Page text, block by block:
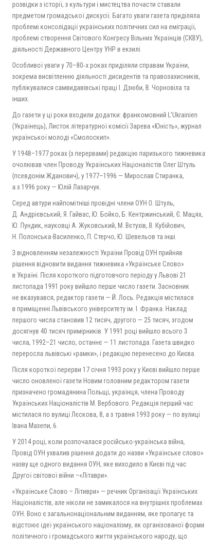
розвідки з історії, з культури і мистецтва почасти ставали
предметом громадської дискусії. Багато уваги газета приділяла
проблемі консолідації українських політичних сил на еміграції,
проблемі створення Світового Конгресу Вільних Українців (СКВУ),
діяльності Державного Центру УНР в екзилі.
Особливої уваги у 70–80‑х роках приділяли справам України,
зокрема висвітленню діяльності дисидентів та правозахисників,
публікувалися самвидавівські праці І. Дзюби, В. Чорновіла та
інших.
До газети у ці роки входили додатки: франкомовний L’Ukrainien
(Українець), Листок літературної комісії Зарева «Юність», журнал
української молоді «Смолоскип».
У 1948–1977 роках (з перервами) редакцію паризького тижневика
очолював член Проводу Українських Націоналістів Олег Штуль
(псевдонім Жданович), у 1977–1996 — Мирослав Стиранка,
а з 1996 року — Юлій Лазарчук.
Серед автури найпомітніші провідні члени ОУН О. Штуль,
Д. Андрієвський, Я. Гайвас, Ю. Бойко, Б. Кентржинський, Є. Мацях,
Ю. Пундик, науковці А. Жуковський, М. Вєтухів, В. Кубійович,
Н. Полонська-Василенко, П. Стерчо, Ю. Шевельов та інші.
З відновленням незалежності України Провід ОУН прийняв
рішення відновити видання тижневика «Українське Слово»
в Україні. Після короткого підготовчого періоду у Львові 21
листопада 1991 року вийшло перше число газети. Засновник
не вказувався, редактор газети — Й. Лось. Редакція містилася
в приміщенні Львівського університету ім. І. Франка. Наклад
першого числа становив 12 тисяч, другого — 25 тисяч, згодом
досягнув 40 тисяч примірників. У 1991 році вийшло всього 3
числа, 1992–21 число, останнє — 11 листопада. Газета швидко
переросла львівські «рамки», і редакцію перенесено до Києва.
Після короткої перерви 17 січня 1993 року у Києві вийшло перше
число оновленої газети Новим головним редактором газети
призначено громадянина Польщі, українця, члена Проводу
Українських Націоналістів М. Вербового. Редакція перший час
містилася по вулиці Лєскова, 8, а з травня 1993 року — по вулиці
Івана Мазепи, 6.
У 2014 році, коли розпочалася російсько-українська війна,
Провід ОУН ухвалив рішення додати до назви «Українське слово»
назву ще одного видання ОУН, яке виходило в Києві під час
Другої світової війни –«Літаври».
«Українське Слово – Літиври» — речник Організації Українських
Націоналістів, але ніколи не замикалося на внутрішніх проблемах
ОУН. Воно є загальнонаціональним виданням, яке пропагує та
відстоює ідеї українського націоналізму, як організованої форми
політичного і громадського життя українського народу, що